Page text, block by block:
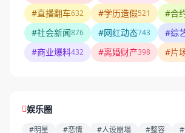
#直播翻车632 #学历造假521 #合
#社会新闻876 #网红动态743 #综
#商业爆料432 #离婚财产398 #片
娱乐圈
#明星 #恋情 #人设崩塌 #整容